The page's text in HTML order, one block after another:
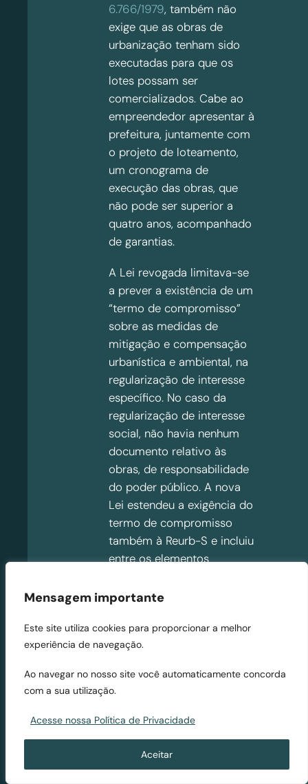
Mensagem importante
Este site utiliza cookies para proporcionar a melhor
experiência de navegação.
Ao navegar no nosso site você automaticamente concorda
com a sua utilização.
Acesse nossa Política de Privacidade
Aceitar
6.766/1979, também não
exige que as obras de
urbanização tenham sido
executadas para que os
lotes possam ser
comercializados. Cabe ao
empreendedor apresentar à
prefeitura, juntamente com
o projeto de loteamento,
um cronograma de
execução das obras, que
não pode ser superior a
quatro anos, acompanhado
de garantias.
A Lei revogada limitava-se
a prever a existência de um
“termo de compromisso”
sobre as medidas de
mitigação e compensação
urbanística e ambiental, na
regularização de interesse
específico. No caso da
regularização de interesse
social, não havia nenhum
documento relativo às
obras, de responsabilidade
do poder público. A nova
Lei estendeu a exigência do
termo de compromisso
também à Reurb-S e incluiu
entre os elementos
cronograma de
infraestrutura.
Fundiária viabiliza a
distribuição
indiscriminada de